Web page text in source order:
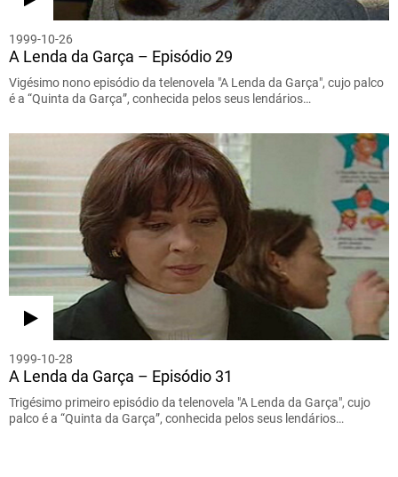
1999-10-26
A Lenda da Garça – Episódio 29
Vigésimo nono episódio da telenovela "A Lenda da Garça", cujo palco
é a “Quinta da Garça”, conhecida pelos seus lendários…
1999-10-28
A Lenda da Garça – Episódio 31
Trigésimo primeiro episódio da telenovela "A Lenda da Garça", cujo
palco é a “Quinta da Garça”, conhecida pelos seus lendários…